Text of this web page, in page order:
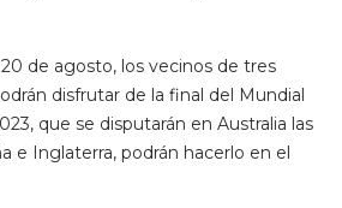
de agosto, los vecinos de tres
disfrutar de la final del Mundial
que se disputarán en Australia las
e Inglaterra, podrán hacerlo en el